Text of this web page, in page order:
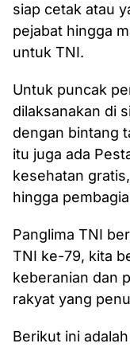
siap cetak atau
pejabat hingga
untuk TNI.
Untuk puncak
dilaksanakan di
dengan bintang
itu juga ada
kesehatan
hingga
Panglima TNI
TNI ke-79, kita
keberanian dan
rakyat yang
Berikut ini